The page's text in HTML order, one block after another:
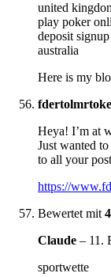
united
play poker
deposit
australia
Here is my
Heya! I’m at
Just wanted
to all your
https://
Bewertet mit4
Claude – 11.
sportwette